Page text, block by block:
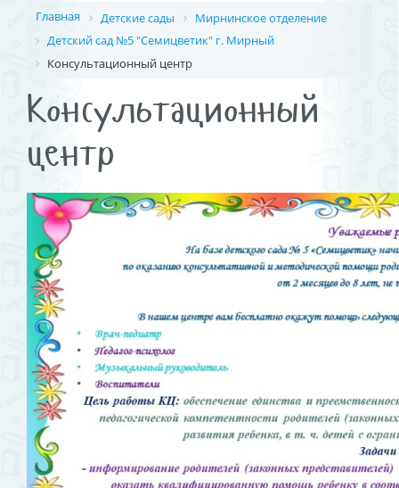
Главная Детские сады
Мирнинское отделение
Детский сад №5 "Семицветик" г. Мирный
Консультационный центр
Консультационный
центр